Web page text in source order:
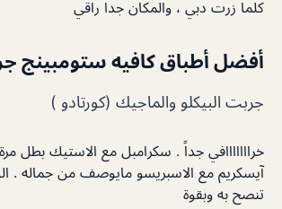
كلما زرت دبي ، والمكان جدا راقي
أفضل أطباق كافيه ستومبينج
جربت البيكلو والماجيك (كورتادو )
خرااااااافي جداً . سكرامبل مع الاستيك بطل
آيسكريم مع الاسبريسو مايوصف من جماله .
تنصح به وبقوة